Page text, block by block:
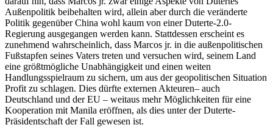
Außenpolitik beibehalten wird, allein aber durch die veränderte
Politik gegenüber China wohl kaum von einer Duterte-2.0-
Regierung ausgegangen werden kann. Stattdessen erscheint es
zunehmend wahrscheinlich, dass Marcos jr. in die außenpolitischen
Fuß­stapfen seines Vaters treten und versuchen wird, seinem Land
eine größtmögliche Unabhängigkeit und einen weiten
Handlungsspielraum zu sichern, um aus der geopolitischen Situa­tion
Profit zu schlagen. Dies dürfte exter­nen Akteuren– auch
Deutschland und der EU – weitaus mehr Möglichkeiten für eine
Kooperation mit Manila eröffnen, als dies unter der Duterte-
Präsidentschaft der Fall gewesen ist.